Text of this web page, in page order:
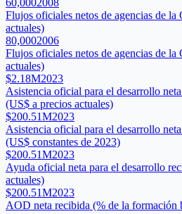
60,0002008
Flujos oficiales netos de agencias de
actuales)
80,0002006
Flujos oficiales netos de agencias de
actuales)
$2.18M2023
Asistencia oficial para el desarrollo
(US$ a precios actuales)
$200.51M2023
Asistencia oficial para el desarrollo
(US$ constantes de 2023)
$200.51M2023
Ayuda oficial neta para el desarrollo
actuales)
$200.51M2023
AOD neta recibida (% de la formación